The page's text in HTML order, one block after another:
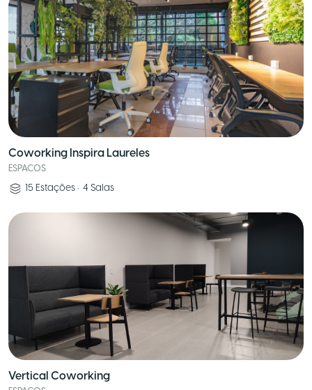
Coworking Inspira Laureles
ESPACOS
15 Estações • 4 Salas
Vertical Coworking